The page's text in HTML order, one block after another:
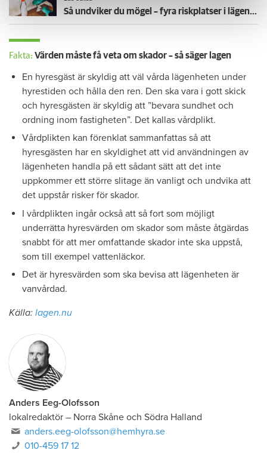
Så undviker du mögel – fyra riskplatser i lägenheten: ”Måste städa bort”
Fakta: Värden måste få veta om skador – så säger lagen
En hyresgäst är skyldig att väl vårda lägenheten under
hyrestiden och hålla den ren. Den ska vara i gott skick
och hyresgästen är skyldig att ”bevara sundhet och
ordning inom fastigheten”. Det kallas vårdplikt.
Vårdplikten kan förenklat sammanfattas så att
hyresgästen har en skyldighet att vid användningen av
lägenheten handla på ett sådant sätt att det inte
uppkommer ett större slitage än vanligt och undvika att
det uppstår risker för skador.
I vårdplikten ingår också att så fort som möjligt
underrätta hyresvärden om skador som måste åtgärdas
snabbt för att mer omfattande skador inte ska uppstå,
som till exempel vattenläckor.
Det är hyresvärden som ska bevisa att lägenheten är
vanvårdad.
Källa: lagen.nu
Anders Eeg-Olofsson
lokalredaktör – Norra Skåne och Södra Halland
anders.eeg-olofsson@hemhyra.se
010-459 17 12